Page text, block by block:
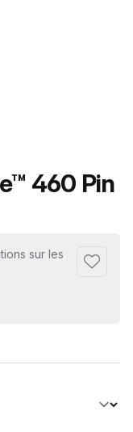
460 Pin
sur les
Ajouter